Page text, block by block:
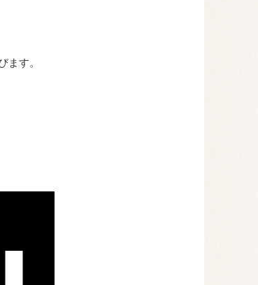
ます。
ボ